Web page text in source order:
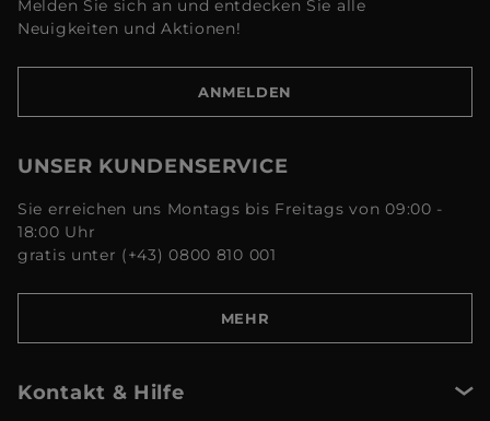
Melden Sie sich an und entdecken Sie alle
Neuigkeiten und Aktionen!
ANMELDEN
UNSER KUNDENSERVICE
Sie erreichen uns Montags bis Freitags von 09:00 -
18:00 Uhr
gratis unter (+43) 0800 810 001
MEHR
Kontakt & Hilfe